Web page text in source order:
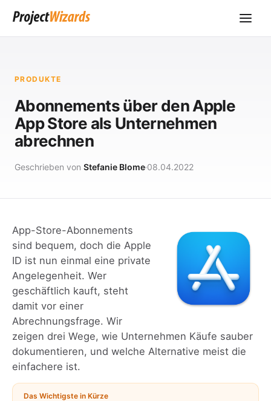
PRODUKTE
Abonnements über den Apple
App Store als Unternehmen
abrechnen
Geschrieben von Stefanie Blome 08.04.2022
App-Store-Abonnements
sind bequem, doch die Apple
ID ist nun einmal eine private
Angelegenheit. Wer
geschäftlich kauft, steht
damit vor einer
Abrechnungsfrage. Wir
zeigen drei Wege, wie Unternehmen Käufe sauber
dokumentieren, und welche Alternative meist die
einfachere ist.
Das Wichtigste in Kürze